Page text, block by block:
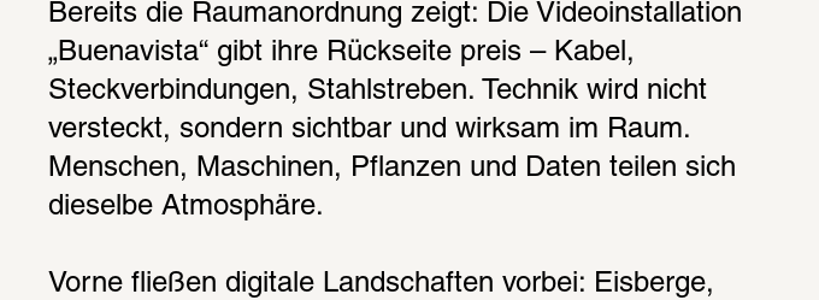
Bereits die Raumanordnung zeigt: Die Videoinstallation
„Buenavista“ gibt ihre Rückseite preis – Kabel,
Steckverbindungen, Stahlstreben. Technik wird nicht
versteckt, sondern sichtbar und wirksam im Raum.
Menschen, Maschinen, Pflanzen und Daten teilen sich
dieselbe Atmosphäre.
Vorne fließen digitale Landschaften vorbei: Eisberge,